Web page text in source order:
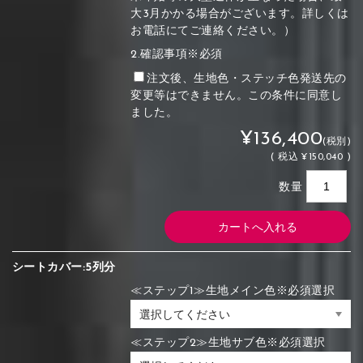
大3月かかる場合がございます。詳しくは
お電話にてご連絡ください。）
2.確認事項※必須
注文後、生地色・ステッチ色発送先の
変更等はできません。この条件に同意し
ました。
¥136,400(税別)
(税込 ¥150,040 )
数量
シートカバー:5列分
≪ステップ1≫生地メイン色※必須選択
≪ステップ2≫生地サブ色※必須選択